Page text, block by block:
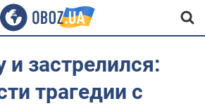
застрелился:
трагедии с